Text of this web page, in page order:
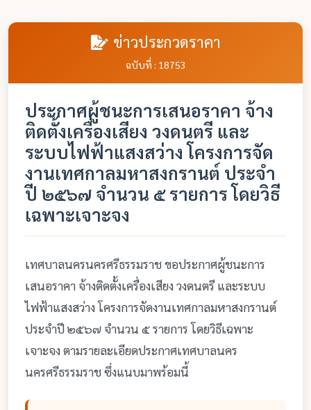
ข่าวประกวดราคา
ฉบับที่ : 18753
ประกาศผู้ชนะการเสนอราคา จ้าง
ติดตั้งเครื่องเสียง วงดนตรี และ
ระบบไฟฟ้าแสงสว่าง โครงการจัด
งานเทศกาลมหาสงกรานต์ ประจำ
ปี ๒๕๖๗ จำนวน ๕ รายการ โดยวิธี
เฉพาะเจาะจง
เทศบาลนครนครศรีธรรมราช ขอประกาศผู้ชนะการ
เสนอราคา จ้างติดตั้งเครื่องเสียง วงดนตรี และระบบ
ไฟฟ้าแสงสว่าง โครงการจัดงานเทศกาลมหาสงกรานต์
ประจำปี ๒๕๖๗ จำนวน ๕ รายการ โดยวิธีเฉพาะ
เจาะจง ตามรายละเอียดประกาศเทศบาลนคร
นครศรีธรรมราช ซึ่งแนบมาพร้อมนี้